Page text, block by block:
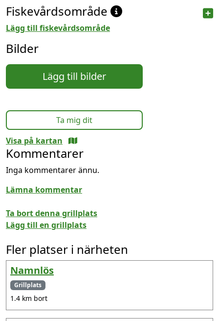
Fiskevårdsområde
Lägg till fiskevårdsområde
Bilder
Lägg till bilder
Ta mig dit
Visa på kartan
Kommentarer
Inga kommentarer ännu.
Lämna kommentar
Ta bort denna grillplats
Lägg till en grillplats
Fler platser i närheten
Namnlös
Grillplats
1.4 km bort